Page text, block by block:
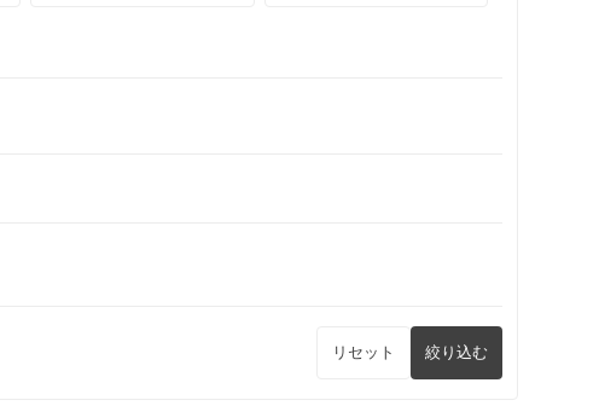
リセット 絞り込む